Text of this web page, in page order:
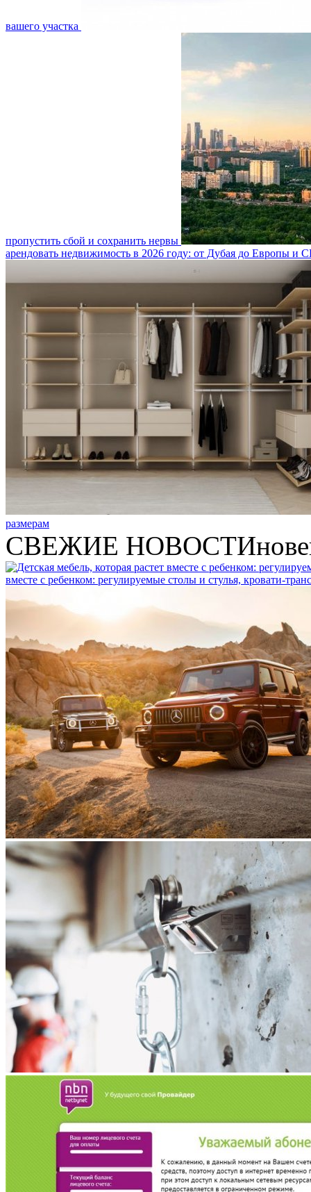
вашего участка
пропустить сбой и сохранить нервы
арендовать недвижимость в 2026 году: от Дубая до Европы и
размерам
СВЕЖИЕ НОВОСТИ
вместе с ребенком: регулируемые столы и стулья, кровати-